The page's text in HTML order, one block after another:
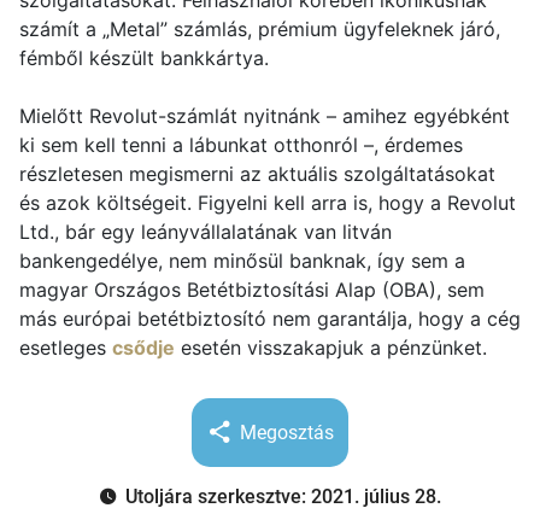
számít a „Metal” számlás, prémium ügyfeleknek járó,
fémből készült bankkártya.
Mielőtt Revolut-számlát nyitnánk – amihez egyébként
ki sem kell tenni a lábunkat otthonról –, érdemes
részletesen megismerni az aktuális szolgáltatásokat
és azok költségeit. Figyelni kell arra is, hogy a Revolut
Ltd., bár egy leányvállalatának van litván
bankengedélye, nem minősül banknak, így sem a
magyar Országos Betétbiztosítási Alap (OBA), sem
más európai betétbiztosító nem garantálja, hogy a cég
esetleges csődje esetén visszakapjuk a pénzünket.
Megosztás
Utoljára szerkesztve: 2021. július 28.